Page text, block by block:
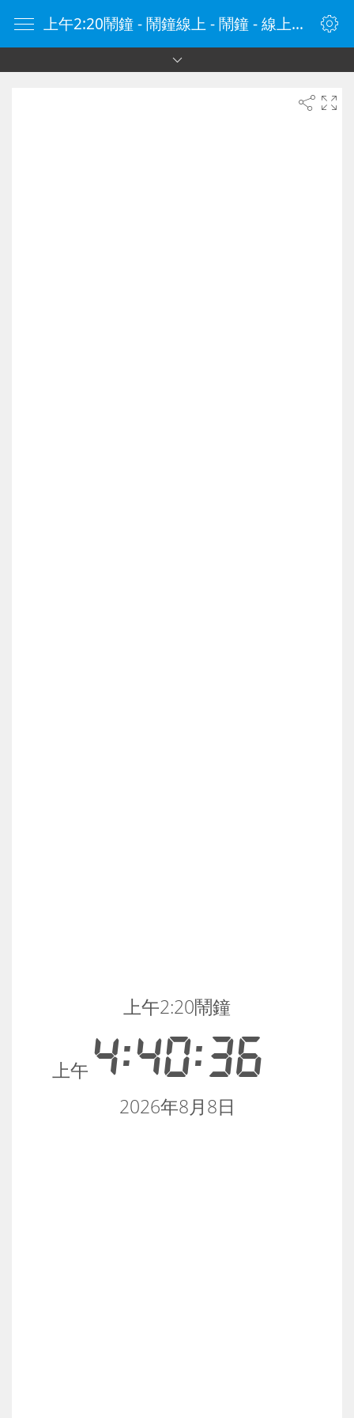
上午2:20鬧鐘 - 鬧鐘線上 - 鬧鐘 - 線上鬧鐘 - 在線鬧鐘 - 鬧鐘在線 - naozhong.tw
上午 4:40:36
上午2:20鬧鐘
2026年8月8日